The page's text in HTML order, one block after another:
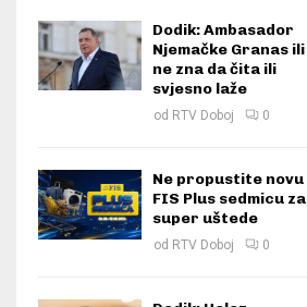
Dodik: Ambasador
Njemačke Granas ili
ne zna da čita ili
svjesno laže
od RTV Doboj 0
Ne propustite novu
FIS Plus sedmicu za
super uštede
od RTV Doboj 0